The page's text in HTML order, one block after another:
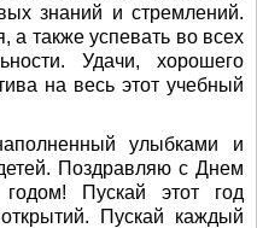
знаний и стремлений.
а также успевать во всех
Удачи, хорошего
на весь этот учебный
улыбками и
Поздравляю с Днем
Пускай этот год
Пускай каждый